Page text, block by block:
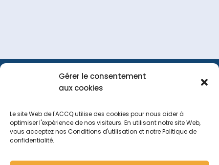
Gérer le consentement
aux cookies
Le site Web de l'ACCQ utilise des cookies pour nous aider à
optimiser l'expérience de nos visiteurs. En utilisant notre site Web,
vous acceptez nos Conditions d'utilisation et notre Politique de
confidentialité.
Portail
Tous droits réservés2026